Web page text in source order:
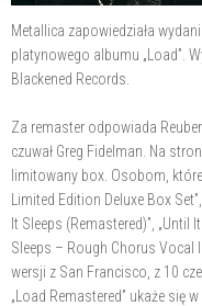
Metallica zapowiedziała
platynowego albumu „Load”.
Blackened Records.
Za remaster odpowiada
czuwał Greg Fidelman. Na
limitowany box. Osobom,
Limited Edition Deluxe Box
It Sleeps (Remastered)”, „Until
Sleeps – Rough Chorus Vocal
wersji z San Francisco, z 10
„Load Remastered” ukaże się